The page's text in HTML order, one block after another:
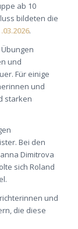
ab 10
bildeten die
.
und
Für einige
und
starken
Bei den
Dimitrova
sich Roland
und
die diese